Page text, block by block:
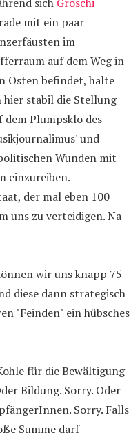
mit ein paar
im
auf dem Weg in
Osten befindet, halte
hier stabil die Stellung
dem Plumpsklo des
und
Wunden mit
einzureiben.
der mal eben 100
uns zu verteidigen. Na
wir uns knapp 75
diese dann strategisch
"Feinden" ein hübsches
für die Bewältigung
Bildung. Sorry. Oder
Sorry. Falls
Summe darf